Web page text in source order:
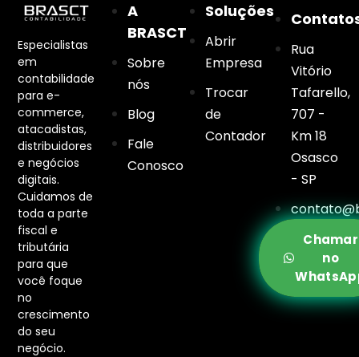
Especialistas
em
contabilidade
para e-
commerce,
atacadistas,
distribuidores
e negócios
digitais.
Cuidamos de
toda a parte
fiscal e
tributária
para que
você foque
no
crescimento
do seu
negócio.
A
BRASCT
Sobre
nós
Blog
Fale
Conosco
Soluções
Abrir
Empresa
Trocar
de
Contador
Rua
Vitório
Tafarello,
707 -
Km 18
Osasco
- SP
Chamar
no